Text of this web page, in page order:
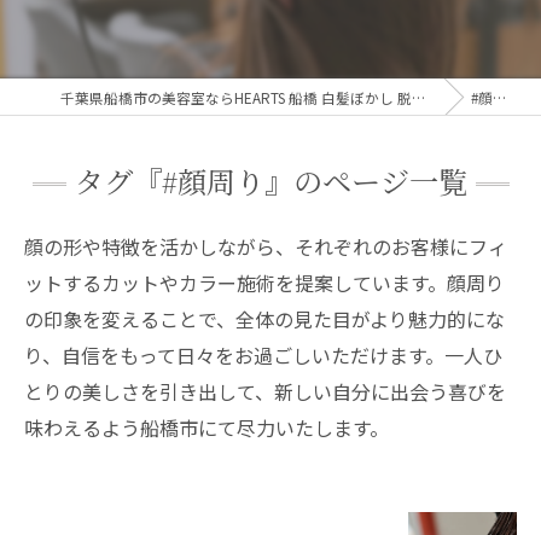
千葉県船橋市の美容室ならHEARTS 船橋 白髪ぼかし 脱白髪染め #顔周り
タグ『#顔周り』のページ一覧
顔の形や特徴を活かしながら、それぞれのお客様にフィ
ットするカットやカラー施術を提案しています。顔周り
の印象を変えることで、全体の見た目がより魅力的にな
り、自信をもって日々をお過ごしいただけます。一人ひ
とりの美しさを引き出して、新しい自分に出会う喜びを
味わえるよう船橋市にて尽力いたします。